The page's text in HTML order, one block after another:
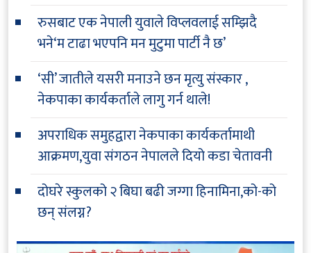
रुसबाट एक नेपाली युवाले विप्लवलाई सम्झिदै
भने‘म टाढा भएपनि मन मुटुमा पार्टी नै छ’
‘सी’ जातीले यसरी मनाउने छन मृत्यु संस्कार ,
नेकपाका कार्यकर्ताले लागु गर्न थाले!
अपराधिक समुहद्वारा नेकपाका कार्यकर्तामाथी
आक्रमण,युवा संगठन नेपालले दियो कडा चेतावनी
दोघरे स्कुलको २ बिघा बढी जग्गा हिनामिना,को-को
छन् संलग्न?